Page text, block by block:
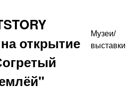
открытие
Музеи/
выставки